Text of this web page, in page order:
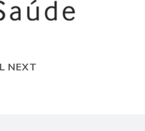
NEXT